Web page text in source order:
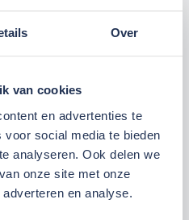
Over
van cookies
en advertenties te
social media te bieden
analyseren. Ook delen we
onze site met onze
en analyse.
Bereikbaar via
Maandag t/m vrijdag
Zaterdag